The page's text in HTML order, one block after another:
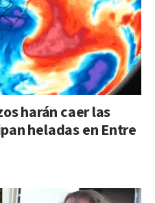
harán caer las
heladas en Entre